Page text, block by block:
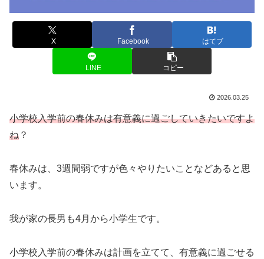
X Facebook はてブ
LINE コピー
2026.03.25
小学校入学前の春休みは有意義に過ごしていきたいですよ
ね ？
春休みは、3週間弱ですが色々やりたいことなどあると思
います。
我が家の長男も4月から小学生です。
小学校入学前の春休みは計画を立てて、有意義に過ごせる